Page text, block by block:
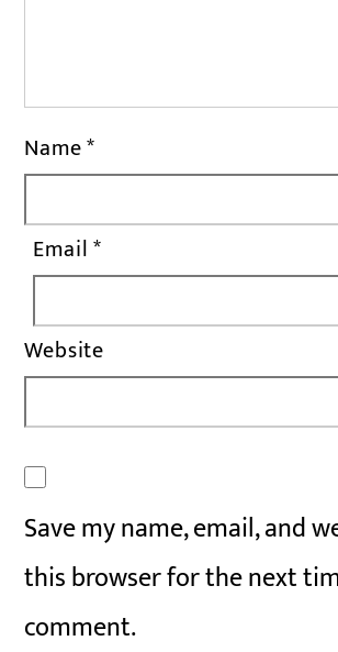
Name*
Email*
Website
Save my name, email, and
this browser for the next
comment.